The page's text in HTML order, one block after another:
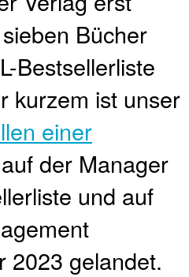
Bücher
Bestsellerliste
kurzem ist unser
einer
der Manager
und auf
2023 gelandet.